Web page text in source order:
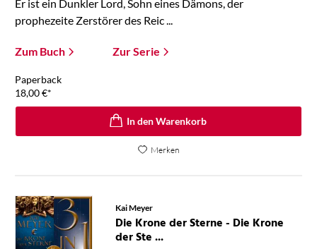
Er ist ein Dunkler Lord, Sohn eines Dämons, der
prophezeite Zerstörer des Reic ...
Zum Buch Zur Serie
Paperback
18,00€*
In den Warenkorb
Merken
Kai Meyer
Die Krone der Sterne - Die Krone
der Ste ...